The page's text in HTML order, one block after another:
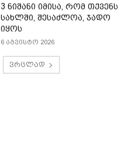
3 ნიშანი იმისა, რომ თქვენს
სახლში, შესაძლოა, ჯადო
იყოს
6 აგვისტო 2026
ვრცლად